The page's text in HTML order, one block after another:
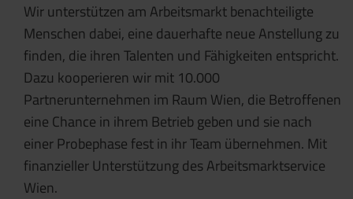
Wir unterstützen am Arbeitsmarkt benachteiligte
Menschen dabei, eine dauerhafte neue Anstellung zu
finden, die ihren Talenten und Fähigkeiten entspricht.
Dazu kooperieren wir mit 10.000
Partnerunternehmen im Raum Wien, die Betroffenen
eine Chance in ihrem Betrieb geben und sie nach
einer Probephase fest in ihr Team übernehmen. Mit
finanzieller Unterstützung des Arbeitsmarktservice
Wien.